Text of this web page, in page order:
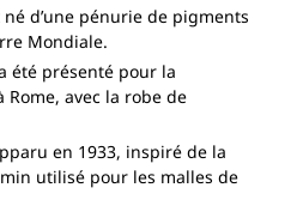
né d’une pénurie de pigments
Mondiale.
été présenté pour la
avec la robe de
en 1933, inspiré de la
utilisé pour les malles de